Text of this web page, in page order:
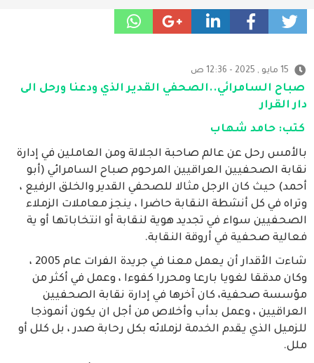
15 مايو , 2025 - 12:36 ص
صباح السامرائي..الصحفي القدير الذي ودعنا ورحل الى
دار القرار
كتب: حامد شهاب
بالأمس رحل عن عالم صاحبة الجلالة ومن العاملين في إدارة
نقابة الصحفيين العراقيين المرحوم صباح السامرائي (أبو
أحمد) حيث كان الرجل مثالا للصحفي القدير والخلق الرفيع ،
وتراه في كل أنشطة النقابة حاضرا ، ينجز معاملات الزملاء
الصحفيين سواء في تجديد هوية لنقابة أو انتخاباتها أو ية
فعالية صحفية في أروقة النقابة.
شاءت الأقدار أن يعمل معنا في جريدة الفرات عام 2005 ،
وكان مدققا لغويا بارعا ومحررا كفوءا ، وعمل في أكثر من
مؤسسة صحفية، كان آخرها في إدارة نقابة الصحفيين
العراقيين ، وعمل بدأب وأخلاص من أجل ان يكون أنموذجا
للزميل الذي يقدم الخدمة لزملائه بكل رحابة صدر ، بل كلل أو
ملل.